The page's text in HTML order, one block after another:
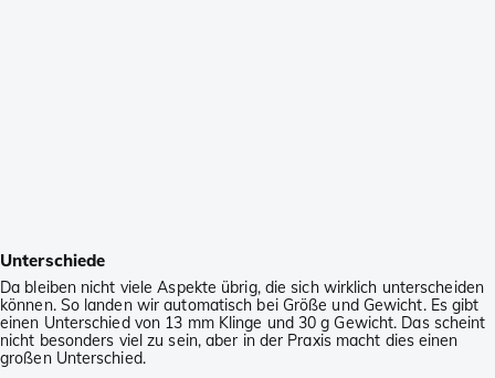
Unterschiede
Da bleiben nicht viele Aspekte übrig, die sich wirklich unterscheiden
können. So landen wir automatisch bei Größe und Gewicht. Es gibt
einen Unterschied von 13 mm Klinge und 30 g Gewicht. Das scheint
nicht besonders viel zu sein, aber in der Praxis macht dies einen
großen Unterschied.